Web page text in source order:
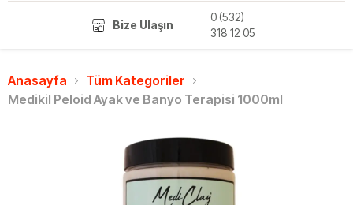
Bize Ulaşın
0 (532)
318 12 05
Anasayfa
Tüm Kategoriler
Medikil Peloid Ayak ve Banyo Terapisi 1000ml